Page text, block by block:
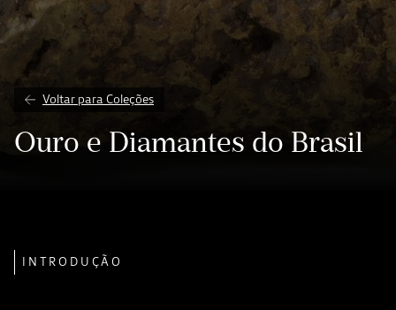
Voltar para Coleções
Ouro e Diamantes do Brasil
INTRODUÇÃO